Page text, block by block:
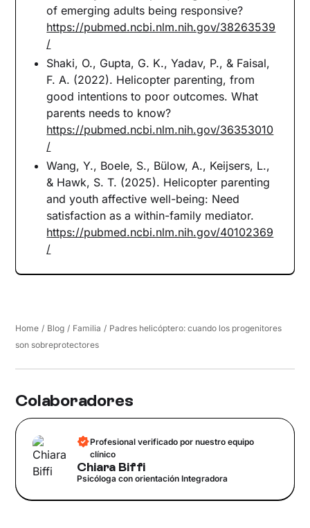
of emerging adults being responsive?
https://pubmed.ncbi.nlm.nih.gov/38263539
/
Shaki, O., Gupta, G. K., Yadav, P., & Faisal,
F. A. (2022). Helicopter parenting, from
good intentions to poor outcomes. What
parents needs to know?
https://pubmed.ncbi.nlm.nih.gov/36353010
/
Wang, Y., Boele, S., Bülow, A., Keijsers, L.,
& Hawk, S. T. (2025). Helicopter parenting
and youth affective well-being: Need
satisfaction as a within-family mediator.
https://pubmed.ncbi.nlm.nih.gov/40102369
/
Home / Blog / Familia / Padres helicóptero: cuando los progenitores
son sobreprotectores
Colaboradores
Profesional verificado por nuestro equipo
clínico
Chiara Biffi
Psicóloga con orientación Integradora